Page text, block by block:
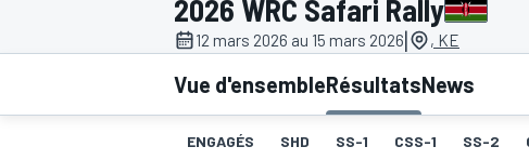
2026 WRC Safari Rally
12 mars 2026 au 15 mars 2026| , KE
Vue d'ensembleRésultatsNews
ENGAGÉS SHD SS-1 CSS-1 SS-2